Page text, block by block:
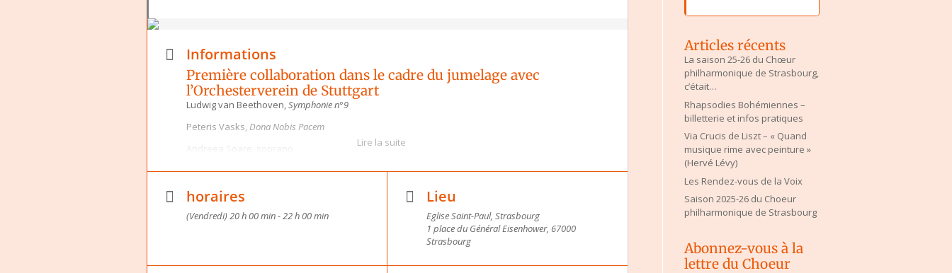
Lire la suite
Informations
Première collaboration dans le cadre du jumelage avec
l’Orchesterverein de Stuttgart
Ludwig van Beethoven,Symphonie n°9
Peteris Vasks,Dona Nobis Pacem
Andreea Soare, soprano
Belinda Kunz, alto
Glen Cunningham, ténor
Damien Gastl, baryton
horaires
(Vendredi) 20 h 00 min - 22 h 00 min
Lieu
Eglise Saint-Paul, Strasbourg
1 place du Général Eisenhower, 67000
Strasbourg
Articles récents
La saison 25-26 du Chœur
philharmonique de Strasbourg,
c’était…
Rhapsodies Bohémiennes –
billetterie et infos pratiques
Via Crucis de Liszt – « Quand
musique rime avec peinture »
(Hervé Lévy)
Les Rendez-vous de la Voix
Saison 2025-26 du Choeur
philharmonique de Strasbourg
Abonnez-vous à la
lettre du Choeur